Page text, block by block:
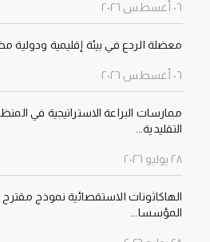
٠٦ أغسطس ٢٠٢٦
معضلة الردع في بيئة إقليمية ودولية
٠٦ أغسطس ٢٠٢٦
ممارسات البراعة الاستراتيجية في
التقليدية...
٢٨ يوليو ٢٠٢٦
الهاكاثونات الاستقصائية نموذج مقترح
المؤسسا...